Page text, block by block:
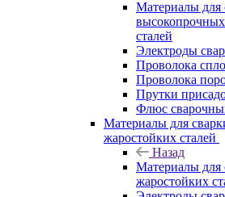
Материалы для
сталей
Электроды
Проволока
Проволока
Прутки
Флюс
Материалы для
жаростойких сталей
Назад
Материалы
жаростойких